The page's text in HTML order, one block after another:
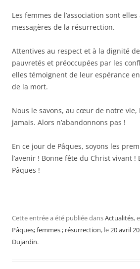
Les femmes de l’association sont
messagères de la résurrection.
Attentives au respect et à la dignité
pauvretés et préoccupées par les
elles témoignent de leur espérance
de la mort.
Nous le savons, au cœur de notre vie,
jamais. Alors n’abandonnons pas !
En ce jour de Pâques, soyons les
l’avenir ! Bonne fête du Christ vivant !
Pâques !
Cette entrée a été publiée dansActualités,
Pâques; femmes ; résurrection, le20 avril
Dujardin.